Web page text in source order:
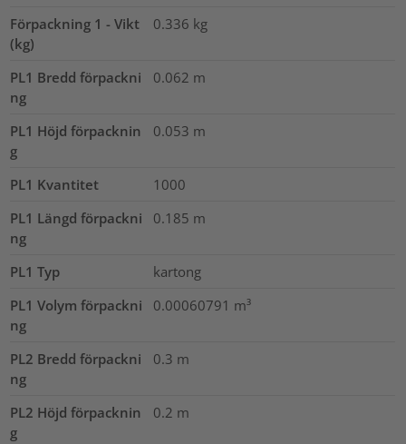
Förpackning 1 - Vikt
(kg)
0.336 kg
PL1 Bredd förpackni
ng
0.062 m
PL1 Höjd förpacknin
g
0.053 m
PL1 Kvantitet
1000
PL1 Längd förpackni
ng
0.185 m
PL1 Typ
kartong
PL1 Volym förpackni
ng
0.00060791 m³
PL2 Bredd förpackni
ng
0.3 m
PL2 Höjd förpacknin
g
0.2 m